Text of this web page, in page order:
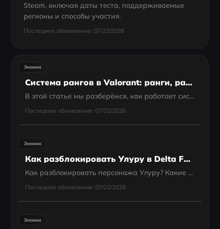
Steam, включая даты теста, поддерживаемые
регионы и способы участия.
Последнее обновление: 07/22/2026
Знание
Система рангов в Valorant: ранги, распределение и советы
В этой статье мы разберёмся, как работает система рангов в Valorant, посмотрим на распределение игроков по рангам в 2025 году и дадим практичные советы, как подняться выше в соревновательной игре.
Последнее обновление: 07/22/2026
Знание
Как разблокировать Улуру в Delta Force? | Лучший гайд по Улуре
Как разблокировать персонажа Улуру? Какие у него способности, и какое оружие ему подходит лучше всего? В этом руководстве вы найдёте самую подробную и актуальную информацию о Улуре. Давайте начнём!
Последнее обновление: 07/22/2026
Знание